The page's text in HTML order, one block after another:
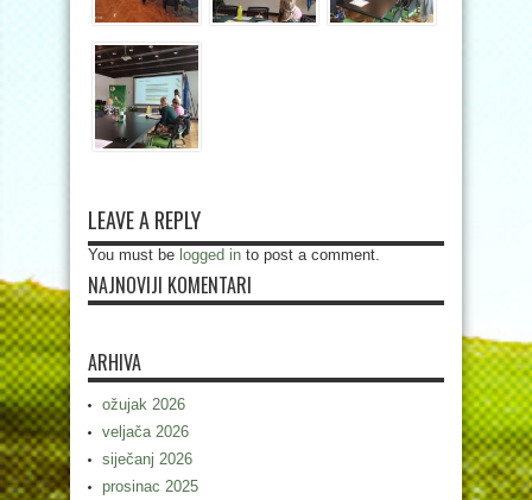
LEAVE A REPLY
You must be logged in to post a comment.
NAJNOVIJI KOMENTARI
ARHIVA
ožujak 2026
veljača 2026
siječanj 2026
prosinac 2025